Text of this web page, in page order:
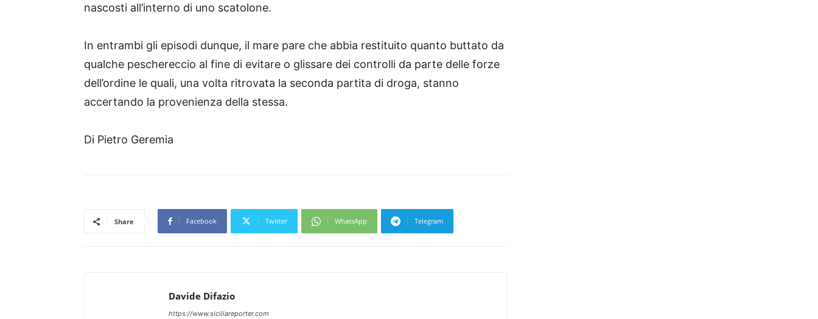
nascosti all’interno di uno scatolone.
In entrambi gli episodi dunque, il mare pare che abbia restituito quanto buttato da
qualche peschereccio al fine di evitare o glissare dei controlli da parte delle forze
dell’ordine le quali, una volta ritrovata la seconda partita di droga, stanno
accertando la provenienza della stessa.
Di Pietro Geremia
Share Facebook Twitter WhatsApp Telegram
Davide Difazio
https://www.siciliareporter.com